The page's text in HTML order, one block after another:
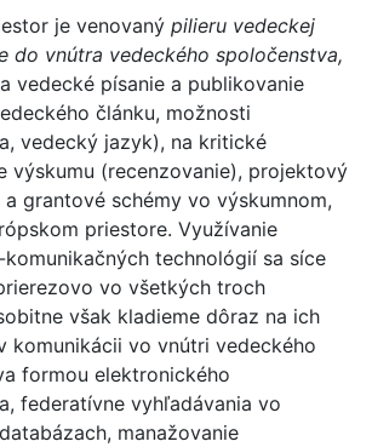
je venovaný pilieru vedeckej
do vnútra vedeckého spoločenstva,
vedecké písanie a publikovanie
článku, možnosti
vedecký jazyk), na kritické
výskumu (recenzovanie), projektový
a grantové schémy vo výskumnom,
priestore. Využívanie
technológií sa síce
vo všetkých troch
však kladieme dôraz na ich
komunikácii vo vnútri vedeckého
formou elektronického
federatívne vyhľadávania vo
manažovanie